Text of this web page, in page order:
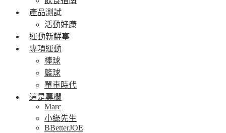
產品測試
活動好康
運動新鮮事
專項運動
棒球
籃球
單車時代
這是專欄
Marc
小綠先生
BBetterJOE